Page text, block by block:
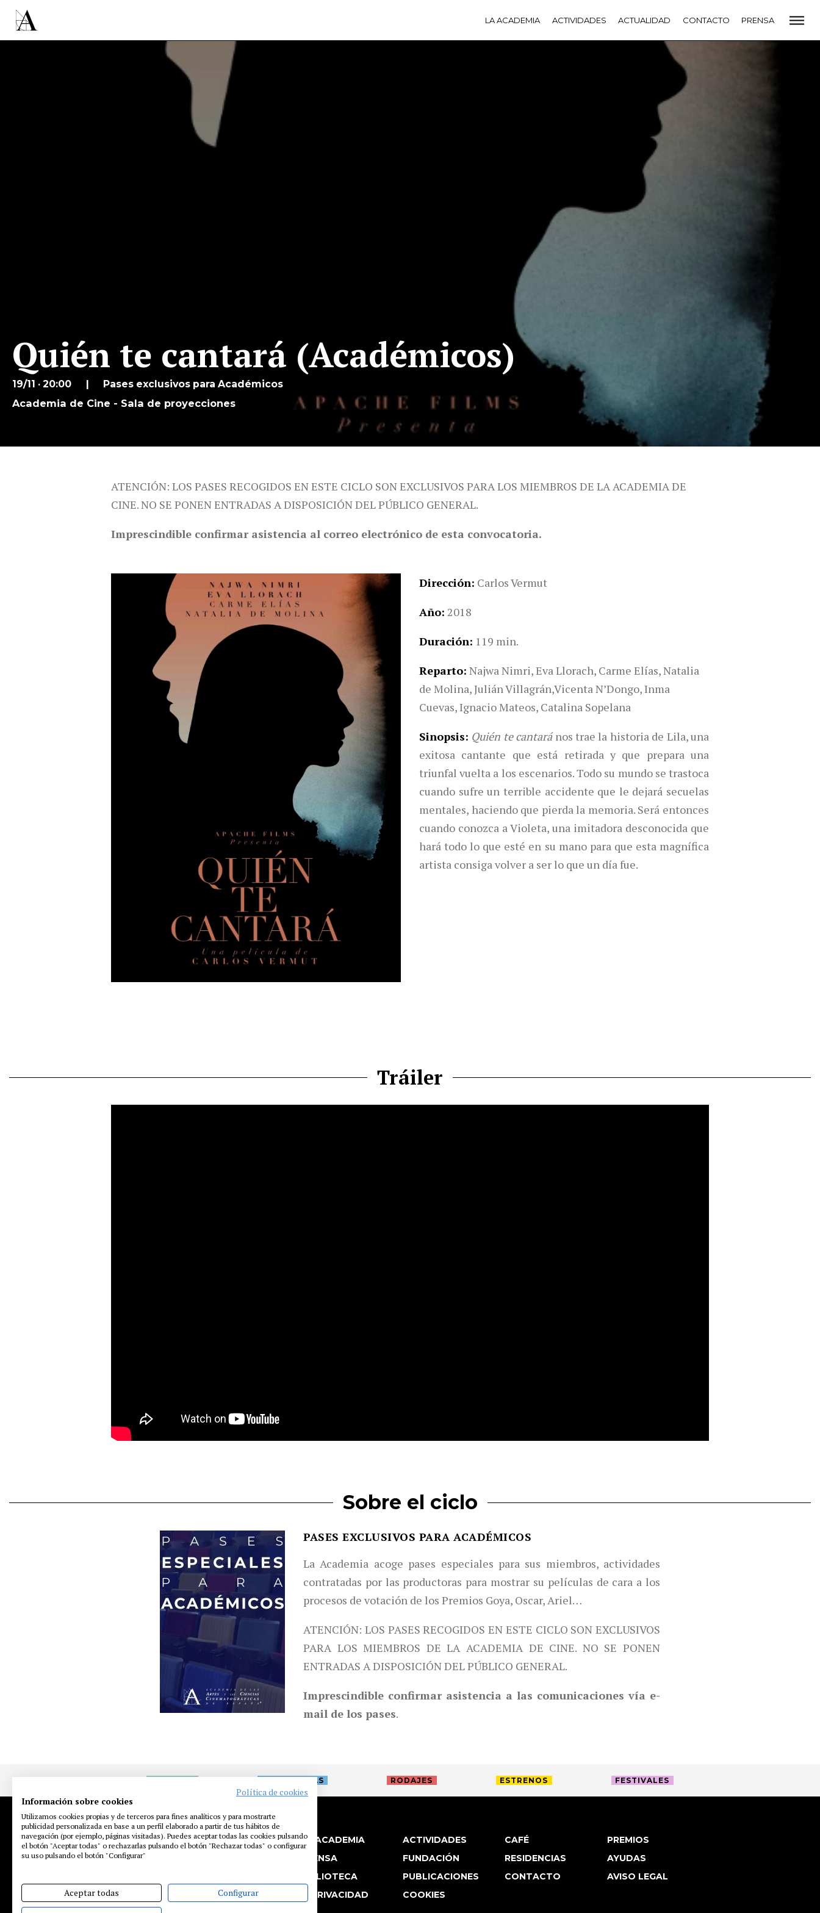
LA ACADEMIA ACTIVIDADES ACTUALIDAD CONTACTO PRENSA
Quién te cantará (Académicos)
19/11 · 20:00 Pases exclusivos para Académicos
Academia de Cine - Sala de proyecciones
ATENCIÓN: LOS PASES RECOGIDOS EN ESTE CICLO SON EXCLUSIVOS PARA LOS MIEMBROS DE LA ACADEMIA DE
CINE. NO SE PONEN ENTRADAS A DISPOSICIÓN DEL PÚBLICO GENERAL.
Imprescindible confirmar asistencia al correo electrónico de esta convocatoria.
Dirección Carlos Vermut
Año 2018
Duración 119 min.
Reparto Najwa Nimri,Eva Llorach, Carme Elías,Natalia
de Molina,Julián Villagrán,Vicenta N’Dongo,Inma
Cuevas,Ignacio Mateos, Catalina Sopelana
Sinopsis Quién te cantarános trae la historia de Lila, una
exitosa cantante que está retirada y que prepara una
triunfal vuelta a los escenarios. Todo su mundo se trastoca
cuando sufre un terrible accidente que le dejará secuelas
mentales, haciendo que pierda la memoria. Será entonces
cuando conozca a Violeta, una imitadora desconocida que
hará todo lo que esté en su mano para que esta magnífica
artista consiga volver a ser lo que un día fue.
Tráiler
Sobre el ciclo
PASES EXCLUSIVOS PARA ACADÉMICOS
La Academia acoge pases especiales para sus miembros, actividades
contratadas por las productoras para mostrar su películas de cara a los
procesos de votación de los Premios Goya, Oscar, Ariel…
ATENCIÓN: LOS PASES RECOGIDOS EN ESTE CICLO SON EXCLUSIVOS
PARA LOS MIEMBROS DE LA ACADEMIA DE CINE. NO SE PONEN
ENTRADAS A DISPOSICIÓN DEL PÚBLICO GENERAL.
Imprescindible confirmar asistencia a las comunicaciones vía e-
mail de los pases.
ENTREVISTAS RODAJES ESTRENOS FESTIVALES
LA ACADEMIA ACTIVIDADES CAFÉ
PREMIOS
PRENSA
FUNDACIÓN RESIDENCIAS
AYUDAS
BIBLIOTECA
PUBLICACIONES CONTACTO
AVISO LEGAL
P. PRIVACIDAD
COOKIES
LA ACADEMIA PREMIOS GOYA FUNDACIÓN
CONTACTO
Política de cookies
Información sobre cookies
Utilizamos cookies propias y de terceros para fines analíticos y para mostrarte
publicidad personalizada en base a un perfil elaborado a partir de tus hábitos de
navegación (por ejemplo, páginas visitadas). Puedes aceptar todas las cookies pulsando
el botón "Aceptar todas" o rechazarlas pulsando el botón "Rechazar todas" o configurar
su uso pulsando el botón "Configurar"
Aceptar todas Configurar